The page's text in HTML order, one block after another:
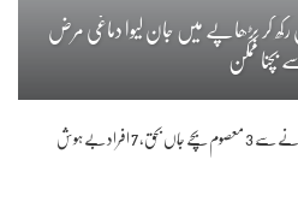
چیزوں کا خیال رکھ کر بڑھاپے میں جان لیوا دماغی مرض
بچنا ممکن
7 افراد بے ہوش